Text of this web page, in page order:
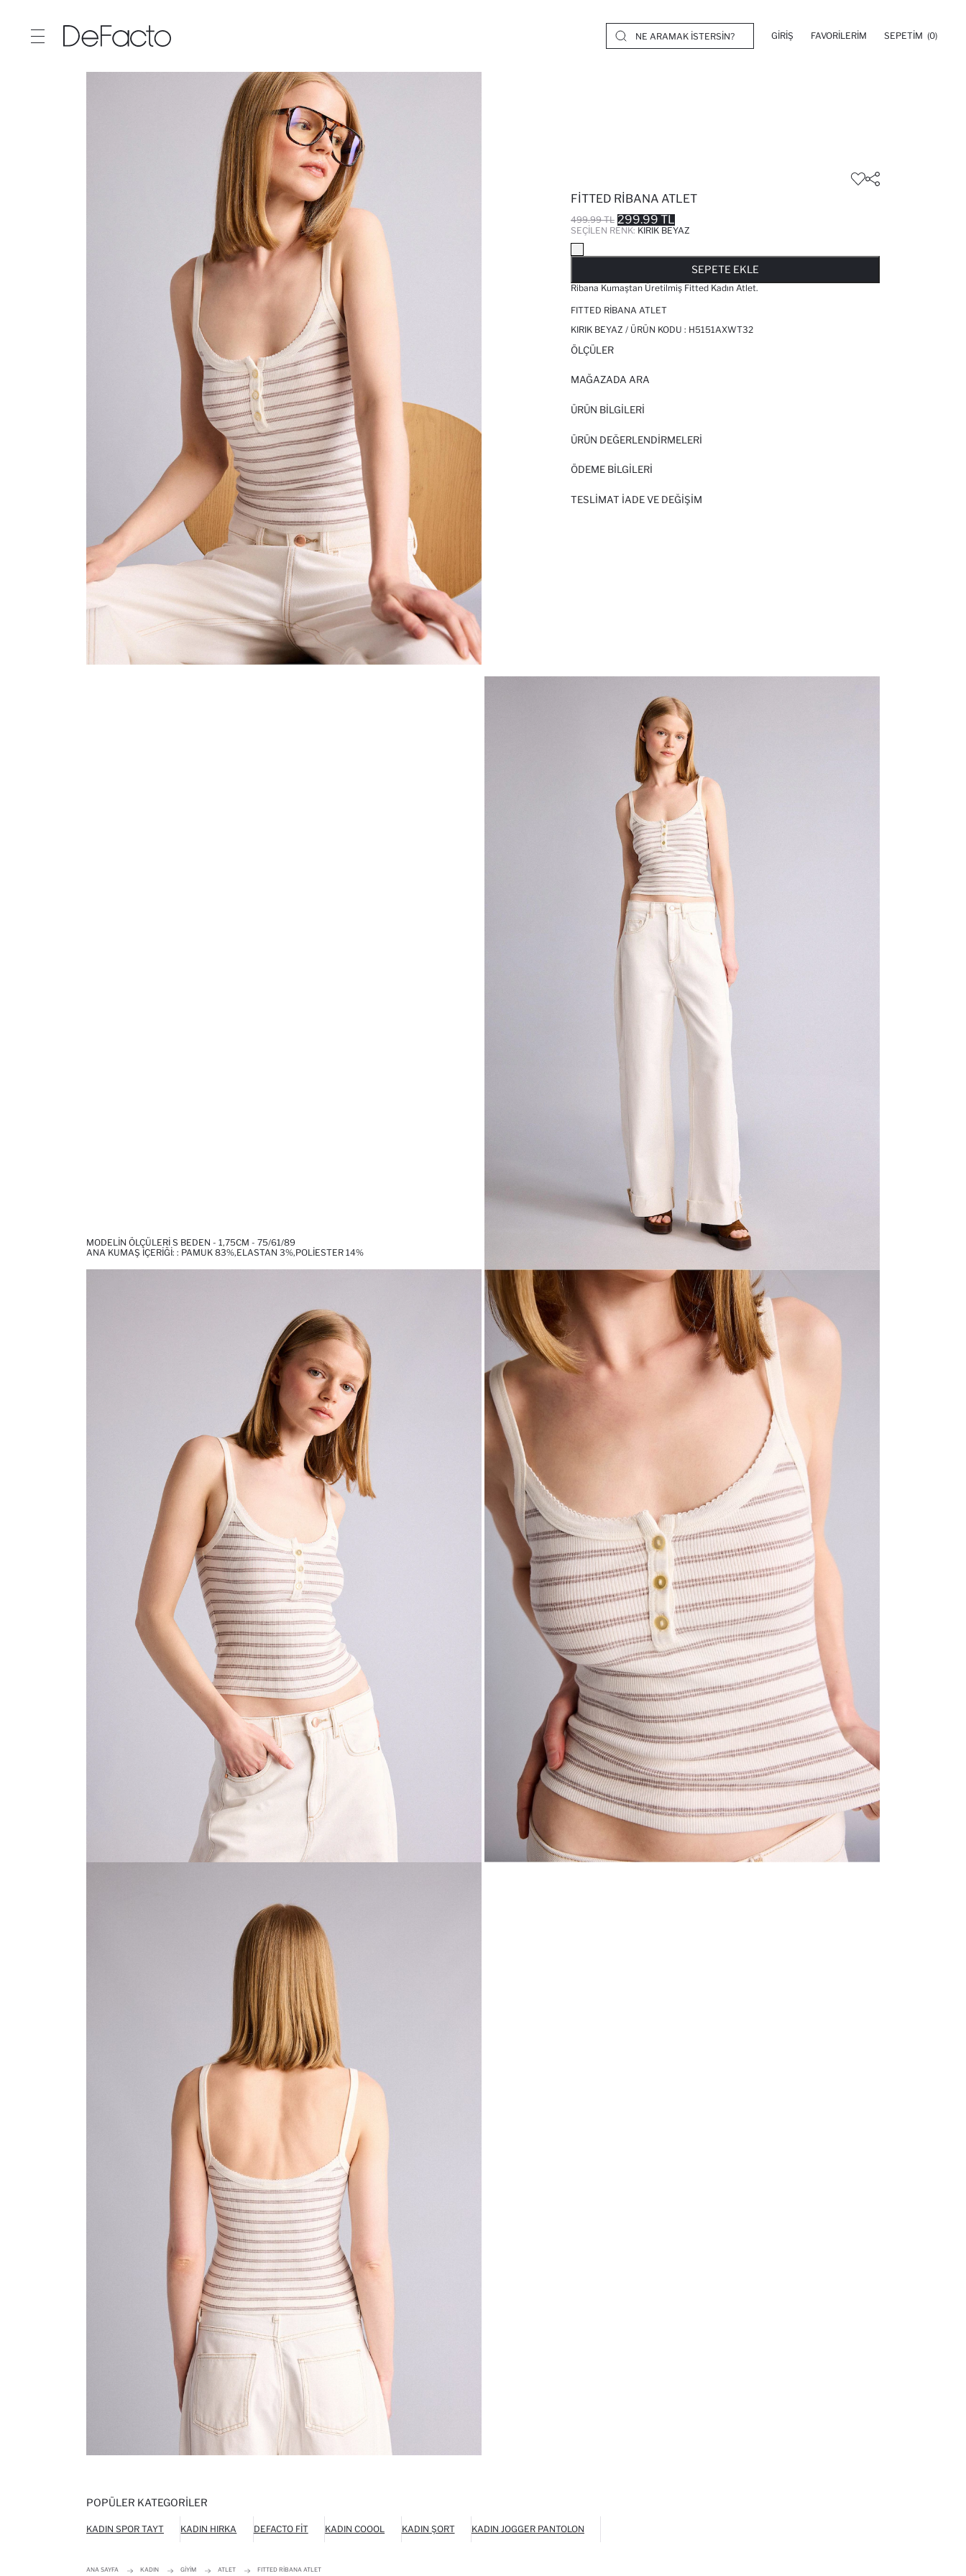
GIRIŞ FAVORILERIM SEPETIM (0)
FITTED RIBANA ATLET
499.99 TL 299.99 TL
SEÇILEN RENK: KIRIK BEYAZ
SEPETE EKLE
Ribana Kumaştan Üretilmiş Fitted Kadın Atlet.
FITTED RIBANA ATLET
KIRIK BEYAZ / ÜRÜN KODU : H5151AXWT32
ÖLÇÜLER
MAĞAZADA ARA
ÜRÜN BILGILERI
ÜRÜN DEĞERLENDİRMELERİ
ÖDEME BİLGİLERİ
TESLIMAT İADE VE DEĞIŞIM
MODELIN ÖLÇÜLERI S BEDEN - 1,75CM - 75/61/89
ANA KUMAŞ İÇERIĞI: : PAMUK 83%,ELASTAN 3%,POLIESTER 14%
POPÜLER KATEGORILER
KADIN SPOR TAYT KADIN HIRKA DEFACTO FIT KADIN COOOL KADIN ŞORT KADIN JOGGER PANTOLON
ANA SAYFA KADIN GIYIM ATLET FITTED RIBANA ATLET